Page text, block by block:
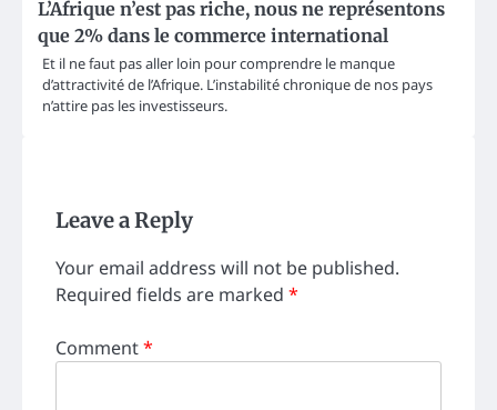
L’Afrique n’est pas riche, nous ne représentons
que 2% dans le commerce international
Et il ne faut pas aller loin pour comprendre le manque
d’attractivité de l’Afrique. L’instabilité chronique de nos pays
n’attire pas les investisseurs.
Leave a Reply
Your email address will not be published.
Required fields are marked *
Comment*